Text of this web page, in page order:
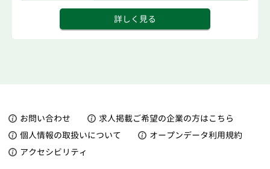
詳しく見る
お問い合わせ
求人掲載ご希望の企業の方はこちら
個人情報の取扱いについて
オープンデータ利用規約
アクセシビリティ